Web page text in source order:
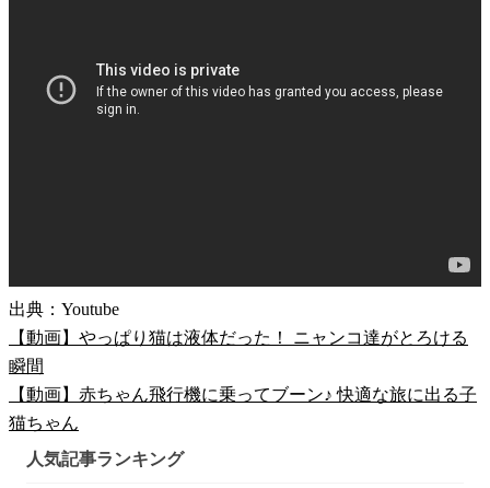
出典：Youtube
【動画】やっぱり猫は液体だった！ ニャンコ達がとろける
瞬間
【動画】赤ちゃん飛行機に乗ってブーン♪ 快適な旅に出る子
猫ちゃん
人気記事ランキング